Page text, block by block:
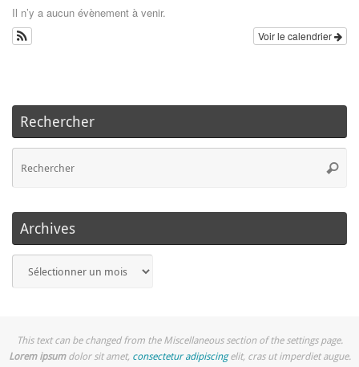
Il n’y a aucun évènement à venir.
Voir le calendrier
Rechercher
Archives
This text can be changed from the Miscellaneous section of the settings page.
Lorem ipsumdolor sit amet, consectetur adipiscingelit, cras ut imperdiet augue.